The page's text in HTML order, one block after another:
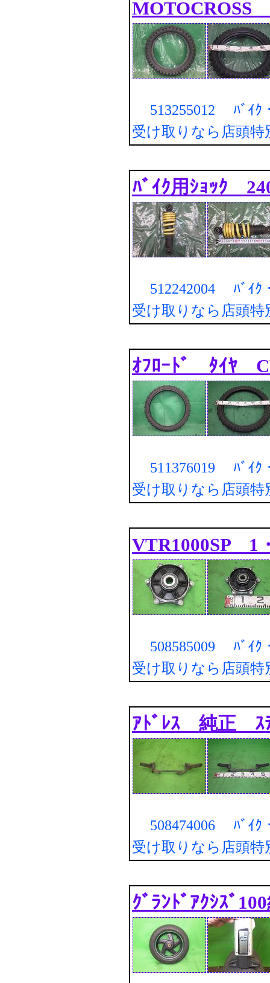
513255012 ﾊﾞｲｸ
受け取りなら店頭特
ﾊﾞｲｸ用ｼｮｯｸ
512242004 ﾊﾞｲｸ
受け取りなら店頭特
ｵﾌﾛｰﾄﾞ ﾀｲﾔ
511376019 ﾊﾞｲｸ
受け取りなら店頭特
VTR1000SP 1
508585009 ﾊﾞｲｸ
受け取りなら店頭特
ｱﾄﾞﾚｽ 純正 ｽ
508474006 ﾊﾞｲｸ
受け取りなら店頭特
ｸﾞﾗﾝﾄﾞｱｸｼｽﾞ